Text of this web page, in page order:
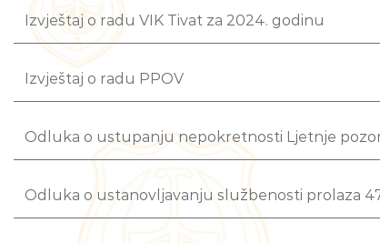
Izvještaj o radu VIK Tivat za 2024. godinu
Izvještaj o radu PPOV
Odluka o ustupanju nepokretnosti Ljetnje
Odluka o ustanovljavanju službenosti prolaza